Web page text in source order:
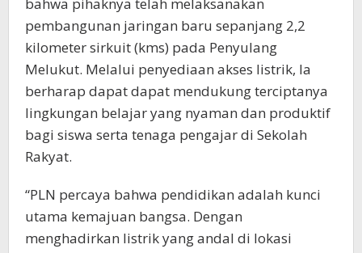
pembangunan jaringan baru sepanjang 2,2
kilometer sirkuit (kms) pada Penyulang
Melukut. Melalui penyediaan akses listrik, Ia
berharap dapat dapat mendukung terciptanya
lingkungan belajar yang nyaman dan produktif
bagi siswa serta tenaga pengajar di Sekolah
Rakyat.
“PLN percaya bahwa pendidikan adalah kunci
utama kemajuan bangsa. Dengan
menghadirkan listrik yang andal di lokasi